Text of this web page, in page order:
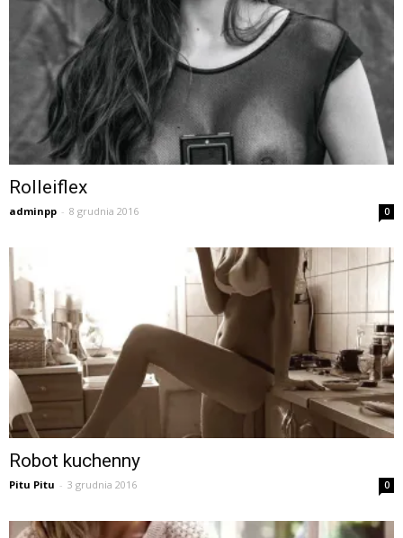
Rolleiflex
adminpp - 8 grudnia 2016 0
Robot kuchenny
Pitu Pitu - 3 grudnia 2016 0